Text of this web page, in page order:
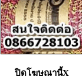
ปิดโฆษณานี้X